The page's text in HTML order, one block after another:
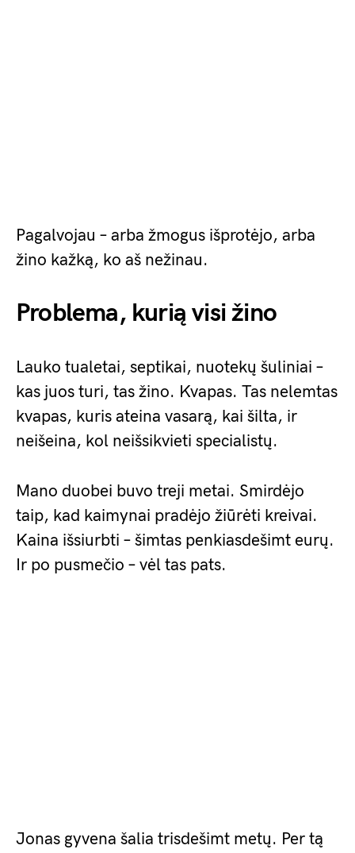
Pagalvojau – arba žmogus išprotėjo, arba
žino kažką, ko aš nežinau.
Problema, kurią visi žino
Lauko tualetai, septikai, nuotekų šuliniai –
kas juos turi, tas žino. Kvapas. Tas nelemtas
kvapas, kuris ateina vasarą, kai šilta, ir
neišeina, kol neišsikvieti specialistų.
Mano duobei buvo treji metai. Smirdėjo
taip, kad kaimynai pradėjo žiūrėti kreivai.
Kaina išsiurbti – šimtas penkiasdešimt eurų.
Ir po pusmečio – vėl tas pats.
Jonas gyvena šalia trisdešimt metų. Per tą